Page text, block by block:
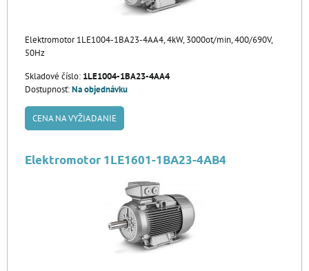
Elektromotor 1LE1004-1BA23-4AA4, 4kW, 3000ot/min, 400/690V,
50Hz
Skladové číslo: 1LE1004-1BA23-4AA4
Dostupnosť:Na objednávku
CENA NA VYŽIADANIE
Elektromotor 1LE1601-1BA23-4AB4